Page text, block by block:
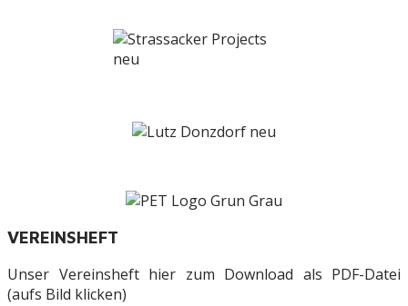
VEREINSHEFT
Unser Vereinsheft hier zum Download als PDF-Datei
(aufs Bild klicken)